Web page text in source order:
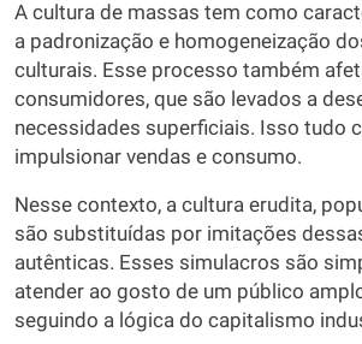
A cultura de massas tem como
a padronização e homogeneização
culturais. Esse processo também
consumidores, que são levados a
necessidades superficiais. Isso tudo
impulsionar vendas e consumo.
Nesse contexto, a cultura erudita,
são substituídas por imitações
autênticas. Esses simulacros são
atender ao gosto de um público
seguindo a lógica do capitalismo